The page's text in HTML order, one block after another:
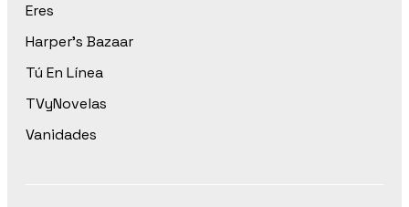
Eres
Harper’s Bazaar
Tú En Línea
TVyNovelas
Vanidades